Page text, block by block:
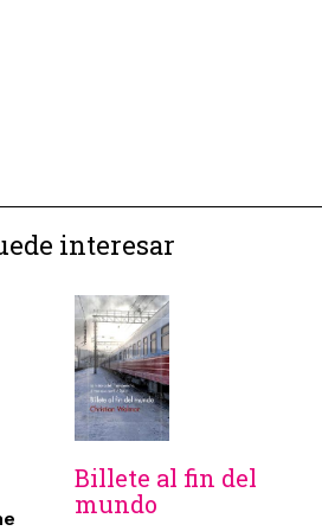
interesar
Billete al fin del
mundo